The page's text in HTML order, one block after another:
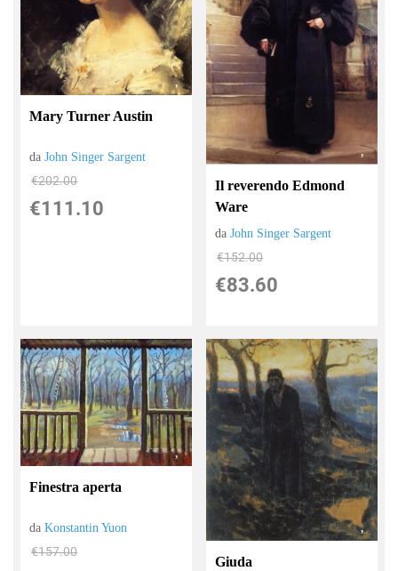
Mary Turner Austin
daJohn Singer Sargent
€202.00
€111.10
Il reverendo Edmond
Ware
daJohn Singer Sargent
€152.00
€83.60
Finestra aperta
daKonstantin Yuon
€157.00
Giuda